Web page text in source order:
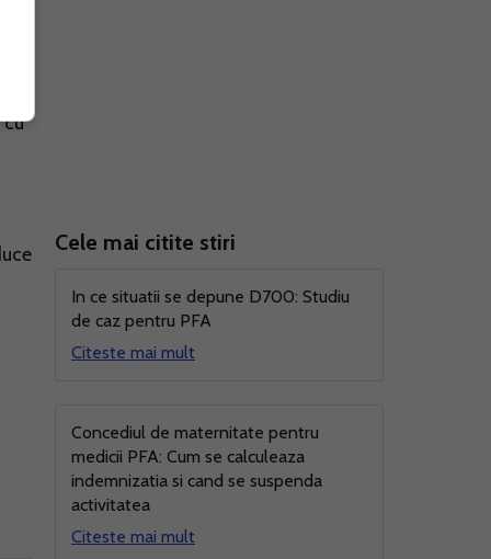
Cele mai citite stiri
In ce situatii se depune D700: Studiu
de caz pentru PFA
Citeste mai mult
Concediul de maternitate pentru
medicii PFA: Cum se calculeaza
indemnizatia si cand se suspenda
activitatea
Citeste mai mult